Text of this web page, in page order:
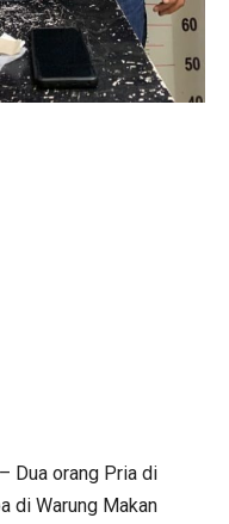
Dua orang Pria di
di Warung Makan